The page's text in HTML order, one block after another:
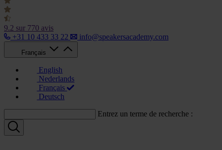
9.2 sur 770 avis
+31 10 433 33 22
info@speakersacademy.com
Français
English
Nederlands
Français
Deutsch
Entrez un terme de recherche :